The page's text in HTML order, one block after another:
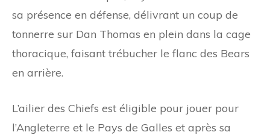
sa présence en défense, délivrant un coup de
tonnerre sur Dan Thomas en plein dans la cage
thoracique, faisant trébucher le flanc des Bears
en arrière.
L’ailier des Chiefs est éligible pour jouer pour
l’Angleterre et le Pays de Galles et après sa